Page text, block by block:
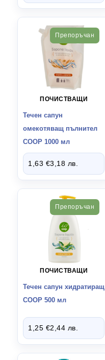
Препоръчан
ПОЧИСТВАЩИ
Течен сапун
омекотяващ пълнител
COOP 1000 мл
1,63 €3,18 лв.
Препоръчан
ПОЧИСТВАЩИ
Течен сапун хидратиращ
COOP 500 мл
1,25 €2,44 лв.